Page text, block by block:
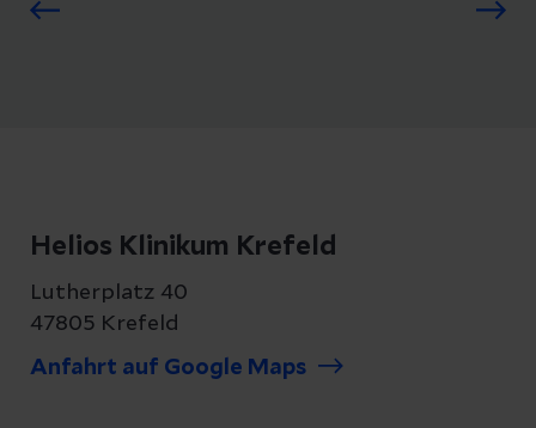
Helios Klinikum Krefeld
Lutherplatz 40
47805 Krefeld
Anfahrt auf Google Maps